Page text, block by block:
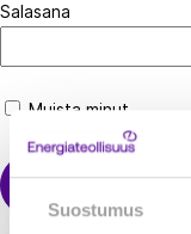
Suostumus
Salasana
Muista minut